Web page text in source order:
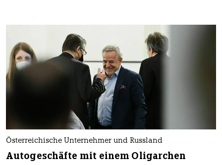
Österreichische Unternehmer und Russland
Autogeschäfte mit einem Oligarchen